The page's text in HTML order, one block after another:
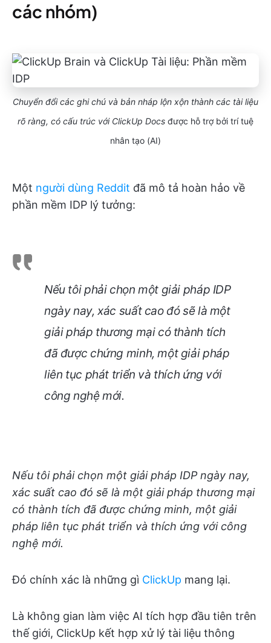
các nhóm)
Chuyển đổi các ghi chú và bản nháp lộn xộn thành các tài liệu
rõ ràng, có cấu trúc với ClickUp Docs được hỗ trợ bởi trí tuệ
nhân tạo (AI)
Một người dùng Reddit đã mô tả hoàn hảo về
phần mềm IDP lý tưởng:
Nếu tôi phải chọn một giải pháp IDP
ngày nay, xác suất cao đó sẽ là một
giải pháp thương mại có thành tích
đã được chứng minh, một giải pháp
liên tục phát triển và thích ứng với
công nghệ mới.
Nếu tôi phải chọn một giải pháp IDP ngày nay,
xác suất cao đó sẽ là một giải pháp thương mại
có thành tích đã được chứng minh, một giải
pháp liên tục phát triển và thích ứng với công
nghệ mới.
Đó chính xác là những gì ClickUp mang lại.
Là không gian làm việc AI tích hợp đầu tiên trên
thế giới, ClickUp kết hợp xử lý tài liệu thông